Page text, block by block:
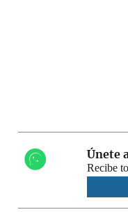
Únete
Recibe